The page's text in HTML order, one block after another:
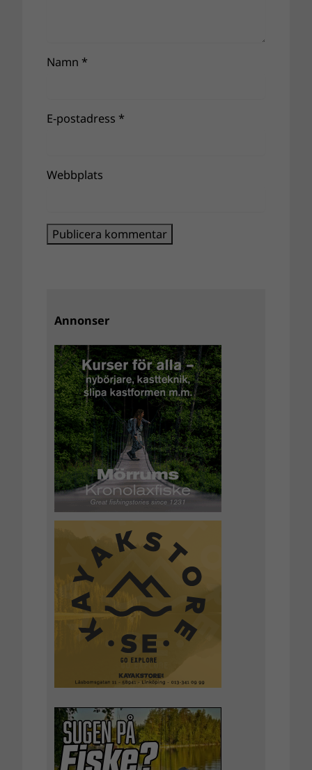
Namn *
E-postadress *
Webbplats
Annonser